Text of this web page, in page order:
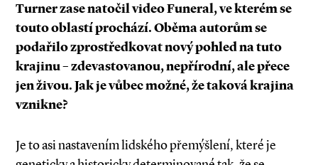
Turner zase natočil video Funeral, ve kterém se
touto oblastí prochází. Oběma autorům se
podařilo zprostředkovat nový pohled na tuto
krajinu – zdevastovanou, nepřírodní, ale přece
jen živou. Jak je vůbec možné, že taková krajina
vznikne?
Je to asi nastavením lidského přemýšlení, které je